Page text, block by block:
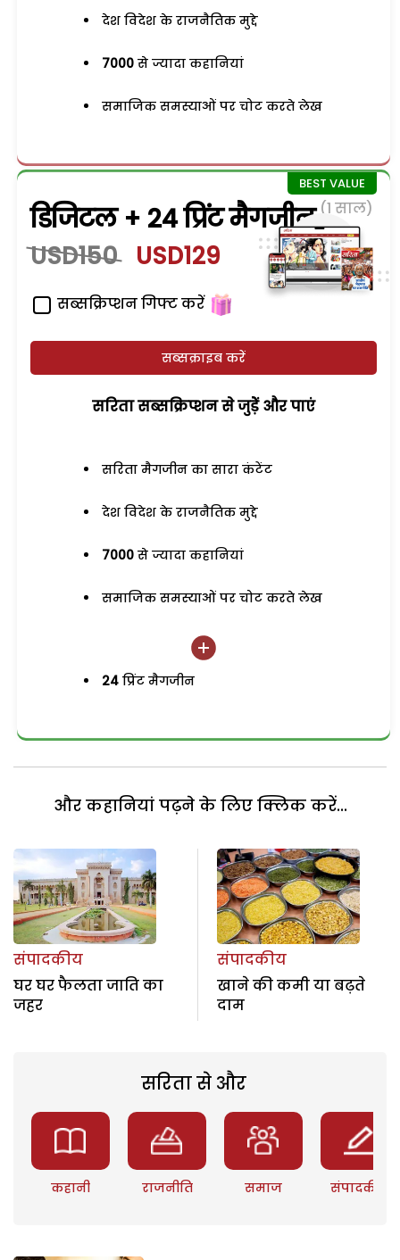
देश विदेश के राजनैतिक मुद्दे
7000 से ज्यादा कहानियां
समाजिक समस्याओं पर चोट करते लेख
डिजिटल + 24 प्रिंट मैगजीन (1 साल)
USD150 USD129
सब्सक्रिप्शन गिफ्ट करें
सब्सक्राइब करें
सरिता सब्सक्रिप्शन से जुड़ेें और पाएं
सरिता मैगजीन का सारा कंटेंट
देश विदेश के राजनैतिक मुद्दे
7000 से ज्यादा कहानियां
समाजिक समस्याओं पर चोट करते लेख
24 प्रिंट मैगजीन
और कहानियां पढ़ने के लिए क्लिक करें...
संपादकीय
घर घर फैलता जाति का
जहर
संपादकीय
खाने की कमी या बढ़ते
दाम
सरिता से और
कहानी राजनीति समाज संपादकीय